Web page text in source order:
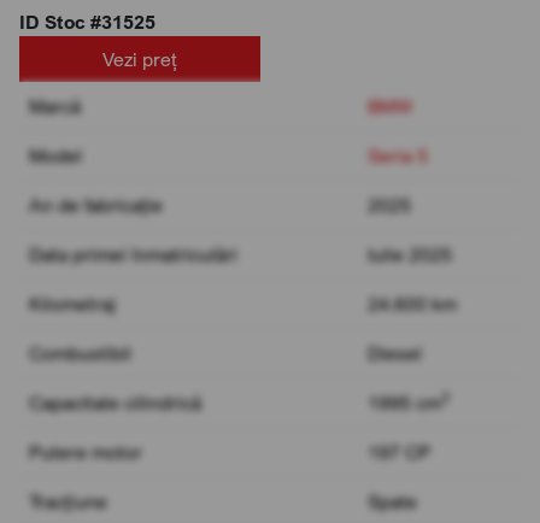
ID Stoc #31525
Vezi preț
Marcă
BMW
Model Seria 5
An de fabricație 2025
Data primei înmatriculări Iulie 2025
Kilometraj 24.600 km
Combustibil Diesel
Capacitate cilindrică 1995 cm
Putere motor 197 CP
Tracțiune Spate